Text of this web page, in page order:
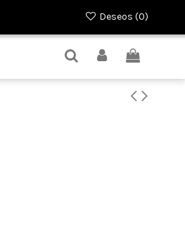
Deseos (0)